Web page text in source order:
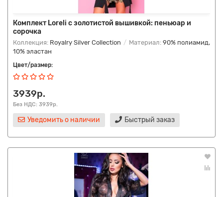
Комплект Loreli с золотистой вышивкой: пеньюар и
сорочка
Коллекция: Royalry Silver Collection Материал: 90% полиамид,
10% эластан
Цвет/размер:
3939р.
Без НДС: 3939р.
Уведомить о наличии Быстрый заказ